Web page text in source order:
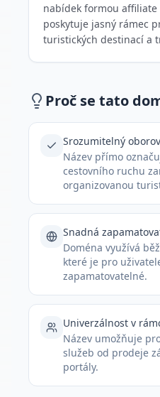
nabídek formou affiliate
poskytuje jasný rámec
turistických destinací a
Proč se tato
Srozumitelný
Název přímo
cestovního ruchu
organizovanou
Snadná
Doména využívá
které je pro
zapamatovatelné.
Univerzálnost v
Název umožňuje
služeb od prodeje
portály.